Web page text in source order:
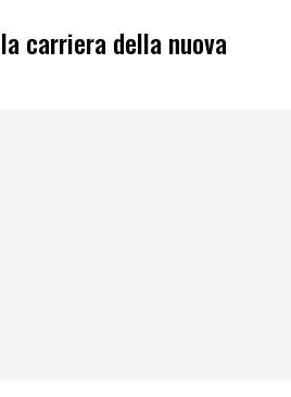
carriera della nuova